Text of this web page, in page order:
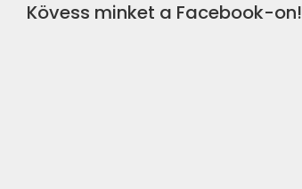
Kövess minket a Facebook-on!